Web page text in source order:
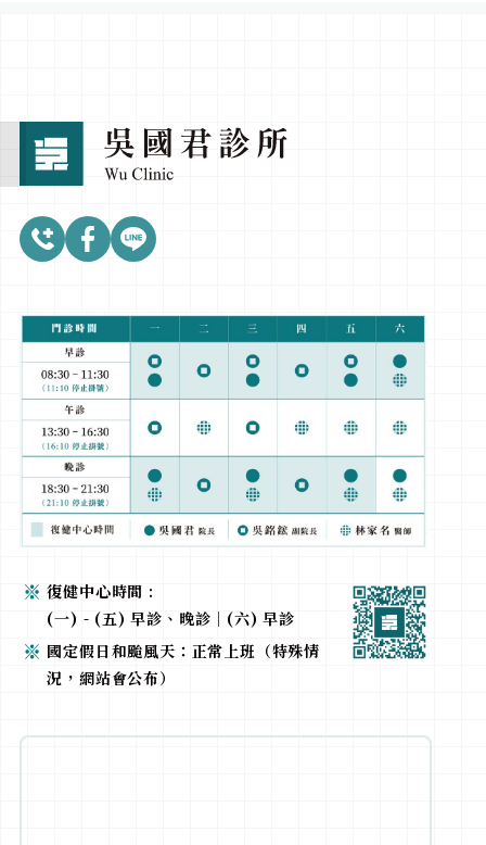
復健中心時間 :
(一) - (五) 早診、晚診｜(六) 早診
國定假日和颱風天：正常上班（特殊情
況，網站會公布）